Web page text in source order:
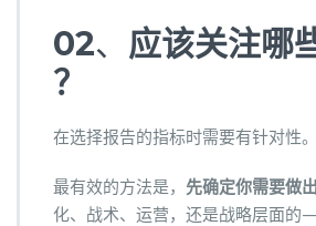
02、 应该关注哪
？
在选择报告的指标时需要有针对性。
最有效的方法是， 先确定你需要做
化、战术、运营，还是战略层面的